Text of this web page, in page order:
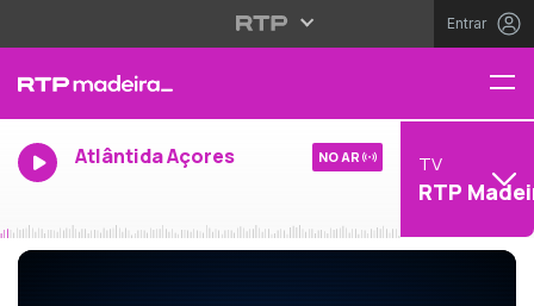
Entrar
Atlântida Açores NO AR TV
RTP